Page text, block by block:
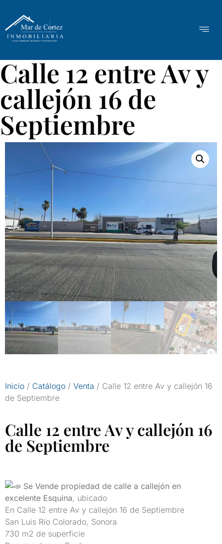
Calle 12 entre Av y
callejón 16 de
Septiembre
Inicio / Catálogo / Venta / Calle 12 entre Av y callejón 16
de Septiembre
Calle 12 entre Av y callejón 16
de Septiembre
Se Vende propiedad de calle a callejón en
excelente Esquina, ubicado
En Calle 12 entre Av y callejón 16 de Septiembre
San Luis Río Colorado, Sonora
730 m2 de superficie